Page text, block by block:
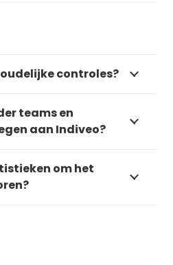
controles?
teams en
aan Indiveo?
om het